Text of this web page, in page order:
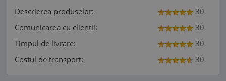
Descrierea produselor:
30
Comunicarea cu clientii:
30
Timpul de livrare:
30
Costul de transport:
30